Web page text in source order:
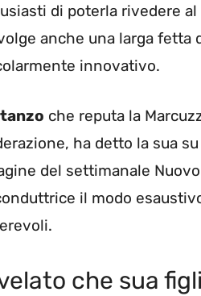
di poterla rivedere
anche una larga fetta
innovativo.
che reputa la
ha detto la sua
del settimanale
il modo
che sua